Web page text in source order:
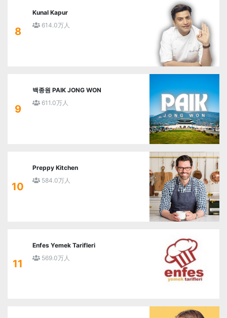
8
Kunal Kapur
614.0万人
9
백종원 PAIK JONG WON
611.0万人
10
Preppy Kitchen
584.0万人
11
Enfes Yemek Tarifleri
569.0万人